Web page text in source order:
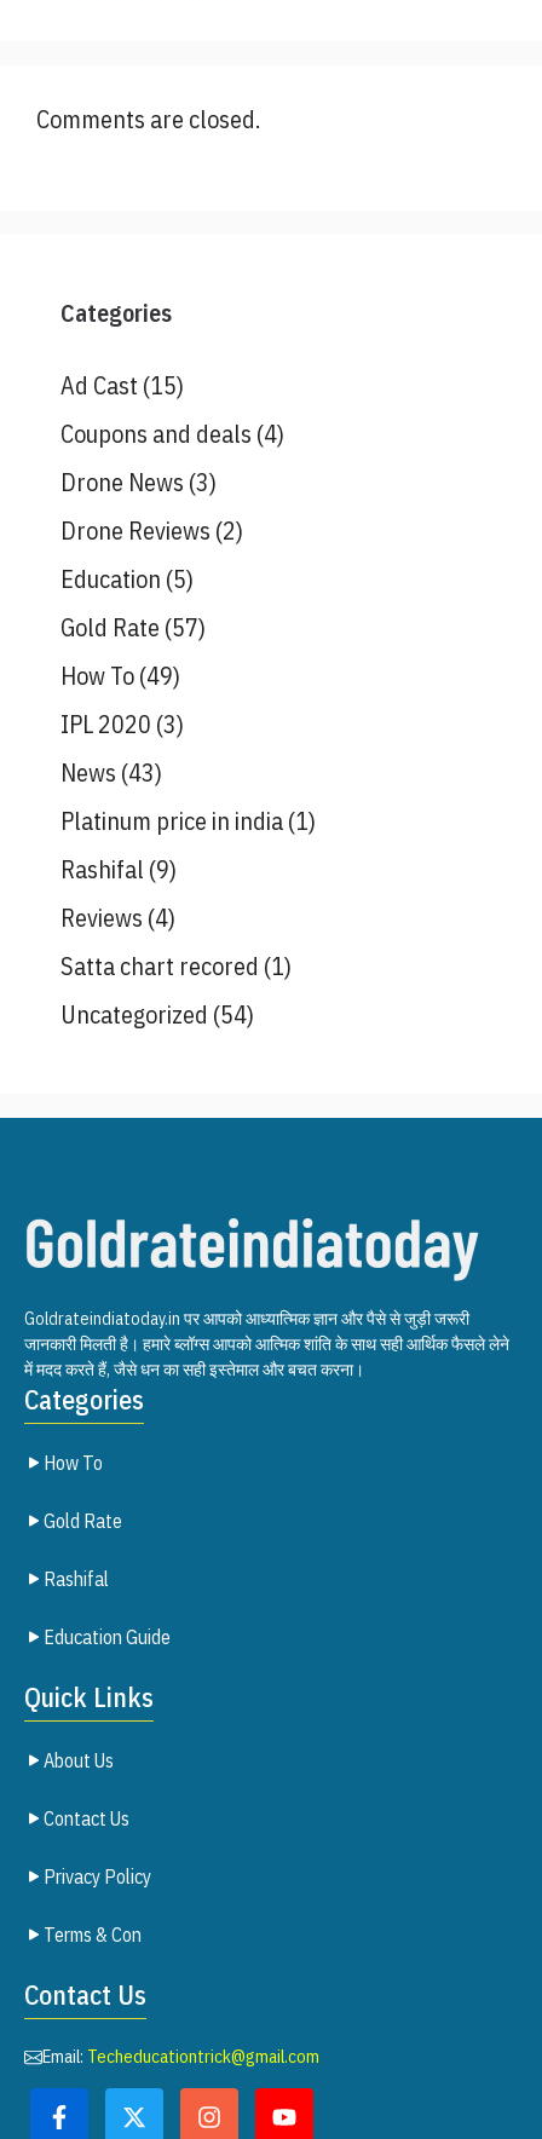
Comments are closed.
Categories
Ad Cast (15)
Coupons and deals (4)
Drone News (3)
Drone Reviews (2)
Education (5)
Gold Rate (57)
How To(49)
IPL 2020 (3)
News (43)
Platinum price in india(1)
Rashifal (9)
Reviews (4)
Satta chart recored (1)
Uncategorized (54)
Goldrateindiatoday.in पर आपको आध्यात्मिक ज्ञान और पैसे से जुड़ी जरूरी
जानकारी मिलती है। हमारे ब्लॉग्स आपको आत्मिक शांति के साथ सही आर्थिक फैसले लेने
में मदद करते हैं, जैसे धन का सही इस्तेमाल और बचत करना।
Categories
How To
Gold Rate
Rashifal
Education Guide
Quick Links
About Us
Contact Us
Privacy Policy
Terms & Con
Contact Us
Email: Techeducationtrick@gmail.com